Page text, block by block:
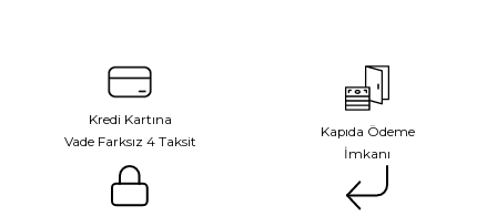
Kredi Kartına
Vade Farksız 4 Taksit
Kapıda Ödeme
İmkanı